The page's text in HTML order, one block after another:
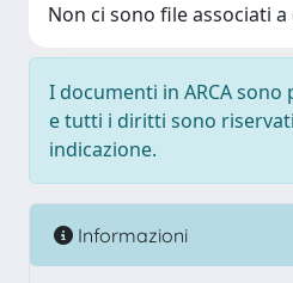
Non ci sono file associati
I documenti in ARCA
e tutti i diritti sono
indicazione.
Informazioni